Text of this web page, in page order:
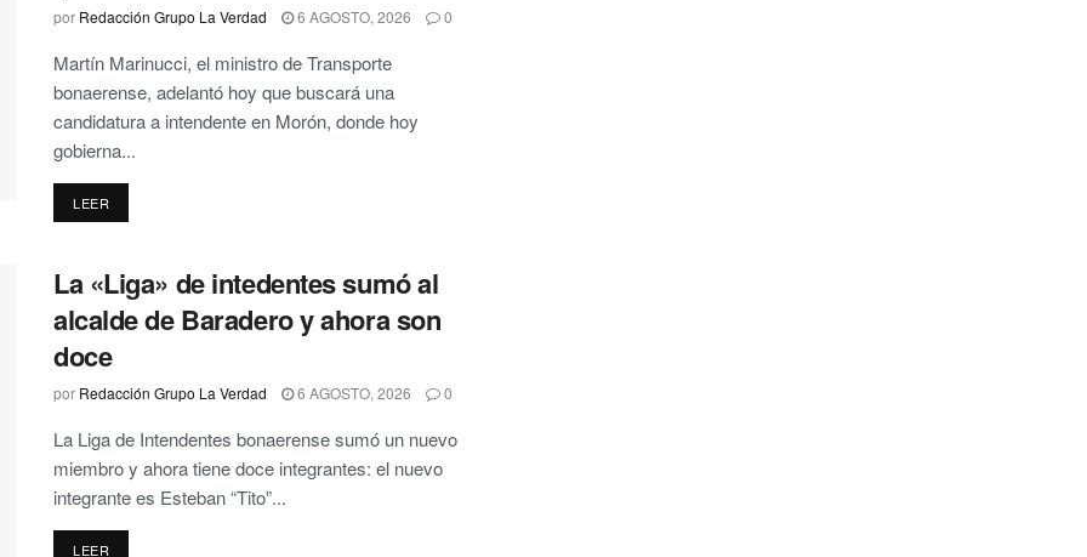
por Redacción Grupo La Verdad 6 AGOSTO, 2026 0
Martín Marinucci, el ministro de Transporte
bonaerense, adelantó hoy que buscará una
candidatura a intendente en Morón, donde hoy
gobierna...
LEER
La «Liga» de intedentes sumó al
alcalde de Baradero y ahora son
doce
por Redacción Grupo La Verdad 6 AGOSTO, 2026 0
La Liga de Intendentes bonaerense sumó un nuevo
miembro y ahora tiene doce integrantes: el nuevo
integrante es Esteban “Tito”...
LEER